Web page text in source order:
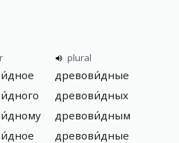
plural
древови́дные
древови́дных
древови́дным
древови́дные